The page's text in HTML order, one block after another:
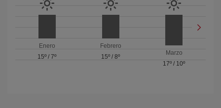
Enero
15º /7º
Febrero
15º / 8º
Marzo
17º / 10º